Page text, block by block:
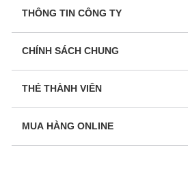
THÔNG TIN CÔNG TY
CHÍNH SÁCH CHUNG
THẺ THÀNH VIÊN
MUA HÀNG ONLINE